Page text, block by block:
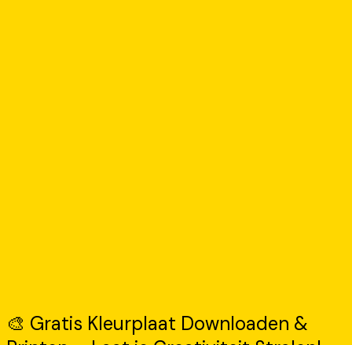
🎨 Gratis Kleurplaat Downloaden &